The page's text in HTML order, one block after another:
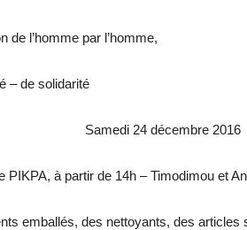
de l’homme par l’homme,
– de solidarité
Samedi 24 décembre 2016
PIKPA, à partir de 14h – Timodimou et
emballés, des nettoyants, des